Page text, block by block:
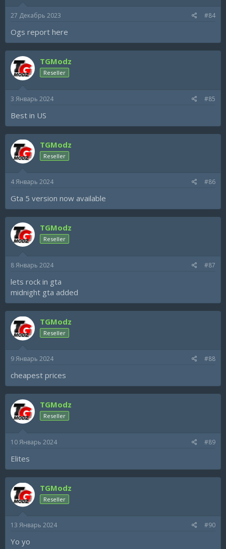
27 Декабрь 2023 #84
Ogs report here
TGModz
Reseller
3 Январь 2024 #85
Best in US
TGModz
Reseller
4 Январь 2024 #86
Gta 5 version now available
TGModz
Reseller
8 Январь 2024 #87
lets rock in gta
midnight gta added
TGModz
Reseller
9 Январь 2024 #88
cheapest prices
TGModz
Reseller
10 Январь 2024 #89
Elites
TGModz
Reseller
13 Январь 2024 #90
Yo yo